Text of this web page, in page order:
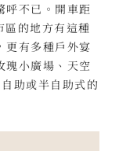
呼不已。開車距
的地方有這種
更有多種戶外宴
瑰小廣場、天空
助或半自助式的